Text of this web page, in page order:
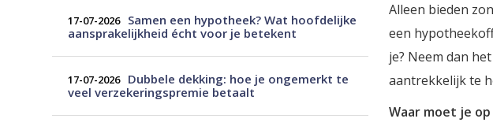
17-07-2026
Samen een hypotheek? Wat hoofdelijke
aansprakelijkheid écht voor je betekent
17-07-2026
Dubbele dekking: hoe je ongemerkt te
veel verzekeringspremie betaalt
Alleen bieden
een
je? Neem dan
aantrekkelijk te
Waar moet je